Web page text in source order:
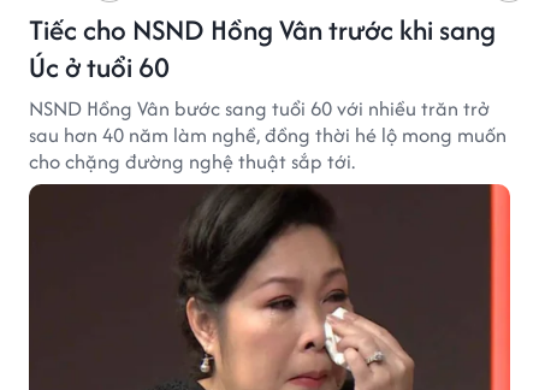
Tiếc cho NSND Hồng Vân trước khi sang
Úc ở tuổi 60
NSND Hồng Vân bước sang tuổi 60 với nhiều trăn trở
sau hơn 40 năm làm nghề, đồng thời hé lộ mong muốn
cho chặng đường nghệ thuật sắp tới.